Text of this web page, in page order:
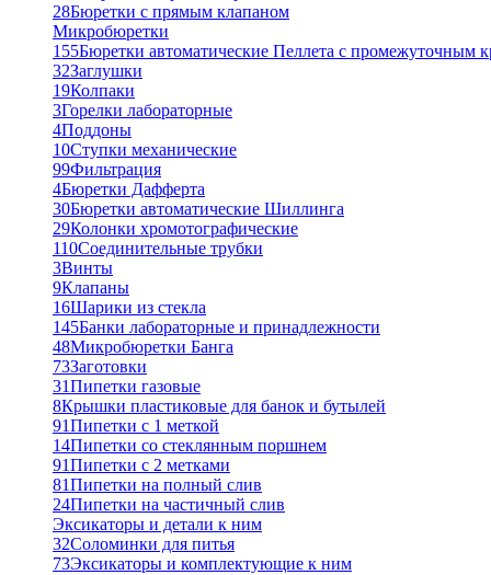
28Бюретки с прямым клапаном
Микробюретки
155Бюретки автоматические Пеллета с промежуточным
32Заглушки
19Колпаки
3Горелки лабораторные
4Поддоны
10Ступки механические
99Фильтрация
4Бюретки Дафферта
30Бюретки автоматические Шиллинга
29Колонки хромотографические
110Соединительные трубки
3Винты
9Клапаны
16Шарики из стекла
145Банки лабораторные и принадлежности
48Микробюретки Банга
73Заготовки
31Пипетки газовые
8Крышки пластиковые для банок и бутылей
91Пипетки с 1 меткой
14Пипетки со стеклянным поршнем
91Пипетки с 2 метками
81Пипетки на полный слив
24Пипетки на частичный слив
Эксикаторы и детали к ним
32Соломинки для питья
73Эксикаторы и комплектующие к ним